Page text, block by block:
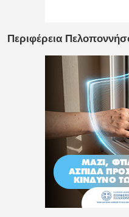
Περιφέρεια